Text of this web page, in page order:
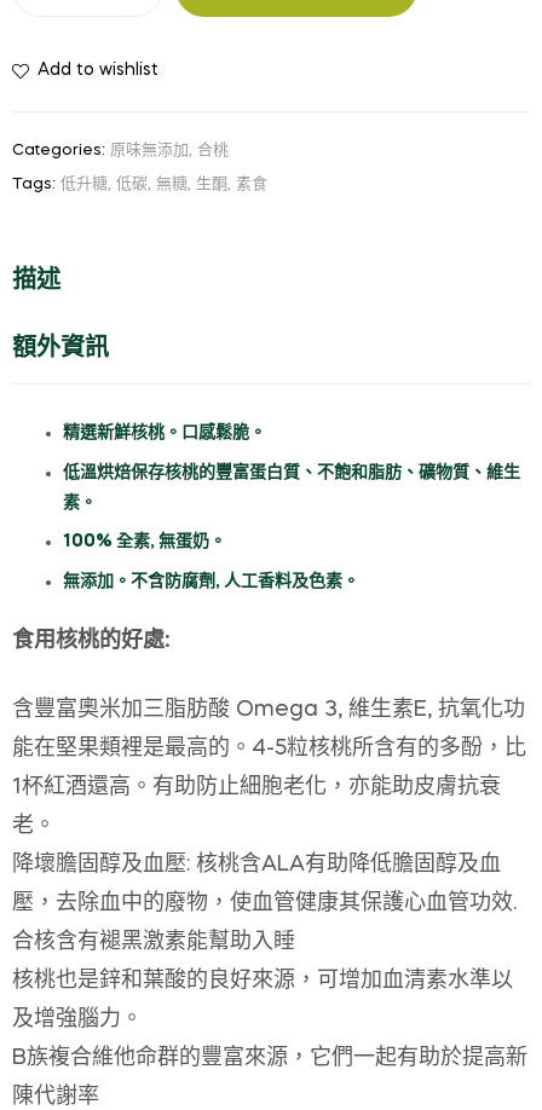
$118.00
桃
數
量
Add to wishlist
Categories: 原味無添加 , 合桃
Tags: 低升糖, 低碳, 無糖, 生酮, 素食
描述
額外資訊
精選新鮮核桃。口感鬆脆。
低溫烘焙保存核桃的豐富蛋白質、不飽和脂肪、礦物質、維生
素。
100% 全素, 無蛋奶。
無添加。不含防腐劑, 人工香料及色素。
食用核桃的好處:
含豐富奧米加三脂肪酸 Omega 3, 維生素E, 抗氧化功
能在堅果類裡是最高的。4-5粒核桃所含有的多酚，比
1杯紅酒還高。有助防止細胞老化，亦能助皮膚抗衰
老。
降壞膽固醇及血壓: 核桃含ALA有助降低膽固醇及血
壓，去除血中的廢物，使血管健康其保護心血管功效.
合核含有褪黑激素能幫助入睡
核桃也是鋅和葉酸的良好來源，可增加血清素水準以
及增強腦力。
B族複合維他命群的豐富來源，它們一起有助於提高新
陳代謝率